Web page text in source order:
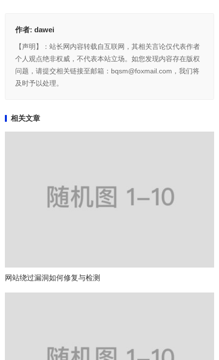
作者: dawei
【声明】：站长网内容转载自互联网，其相关言论仅代表作者
个人观点绝非权威，不代表本站立场。如您发现内容存在版权
问题，请提交相关链接至邮箱：bqsm@foxmail.com，我们将
及时予以处理。
相关文章
网站绕过漏洞如何修复与检测